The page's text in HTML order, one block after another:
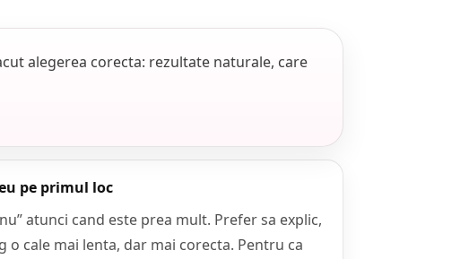
alegerea corecta: rezultate naturale, care
pe primul loc
atunci cand este prea mult. Prefer sa explic,
o cale mai lenta, dar mai corecta. Pentru ca